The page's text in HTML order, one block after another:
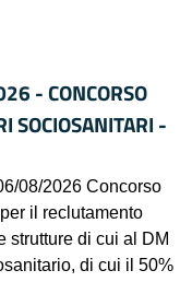
- CONCORSO
SOCIOSANITARI -
08/2026 Concorso
il reclutamento
strutture di cui al DM
di cui il 50%